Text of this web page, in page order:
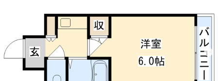
地図から探す
スタッフ
BLOG